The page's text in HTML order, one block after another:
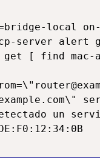
local
server alert
[ find
un